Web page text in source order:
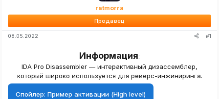
ratmorra
Продавец
08.05.2022 #1
Информация:
IDA Pro Disassembler — интерактивный дизассемблер,
который широко используется для реверс-инжиниринга.​
Спойлер: Пример активации (High level)